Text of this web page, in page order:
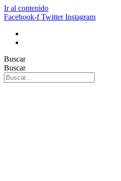
Ir al contenido
Facebook-f Twitter Instagram
Buscar
Buscar